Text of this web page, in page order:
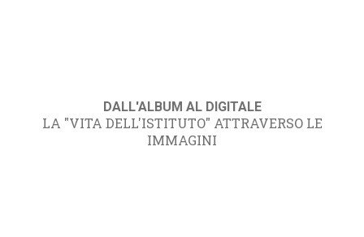
DALL'ALBUM AL DIGITALE
LA "VITA DELL'ISTITUTO" ATTRAVERSO LE
IMMAGINI